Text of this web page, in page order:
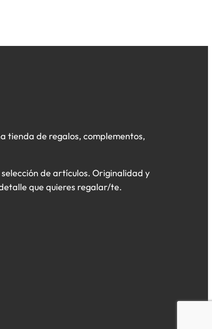
tienda de regalos, complementos,
de artículos. Originalidad y
que quieres regalar/te.